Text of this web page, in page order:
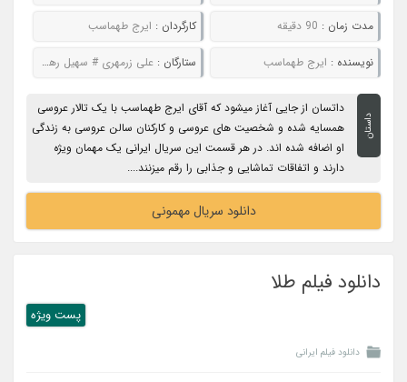
مدت زمان : 90 دقیقه کارگردان : ایرج طهماسب
نویسنده : ایرج طهماسب ستارگان : علی زرمهری # سهیل رهبر زارع # سارا صبری # احمد فیاض
داستان
داتسان از جایی آغاز میشود که آقای ایرج طهماسب با یک تالار عروسی
همسایه شده و شخصیت های عروسی و کارکنان سالن عروسی به زندگی
او اضافه شده اند. در هر قسمت این سریال ایرانی یک مهمان ویژه
دارند و اتفاقات تماشایی و جذابی را رقم میزنند....
دانلود سریال مهمونی
دانلود فیلم طلا
پست ويژه
دانلود فیلم ایرانی